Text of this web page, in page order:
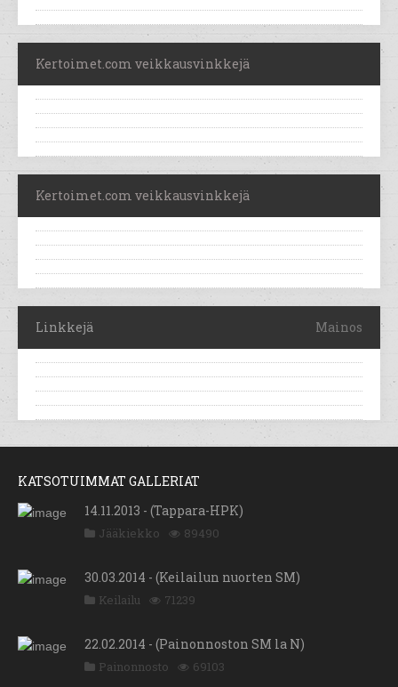
Kertoimet.com veikkausvinkkejä
Kertoimet.com veikkausvinkkejä
Linkkejä Mainos
KATSOTUIMMAT GALLERIAT
14.11.2013 - (Tappara-HPK)
Jääkiekko 89490
30.03.2014 - (Keilailun nuorten SM)
Keilailu 71239
22.02.2014 - (Painonnoston SM la N)
Painonnosto 69103